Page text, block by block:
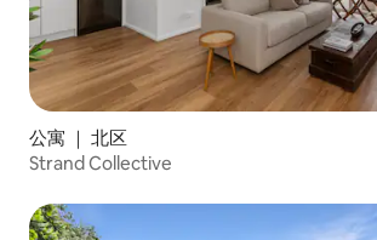
公寓 ｜ 北区
Strand Collective